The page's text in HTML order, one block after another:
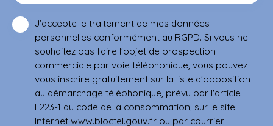
J'accepte le traitement de mes données
personnelles conformément au RGPD. Si vous ne
souhaitez pas faire l'objet de prospection
commerciale par voie téléphonique, vous pouvez
vous inscrire gratuitement sur la liste d'opposition
au démarchage téléphonique, prévu par l'article
L223-1 du code de la consommation, sur le site
Internet www.bloctel.gouv.fr ou par courrier